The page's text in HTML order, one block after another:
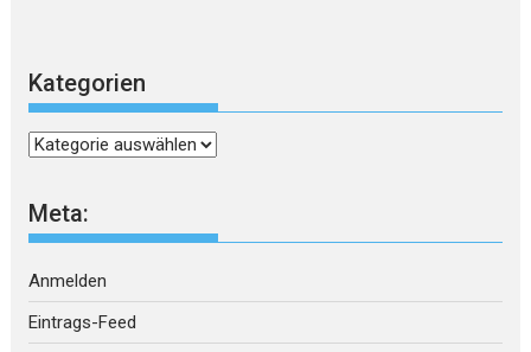
Kategorien
Kategorien
Meta:
Anmelden
Eintrags-Feed